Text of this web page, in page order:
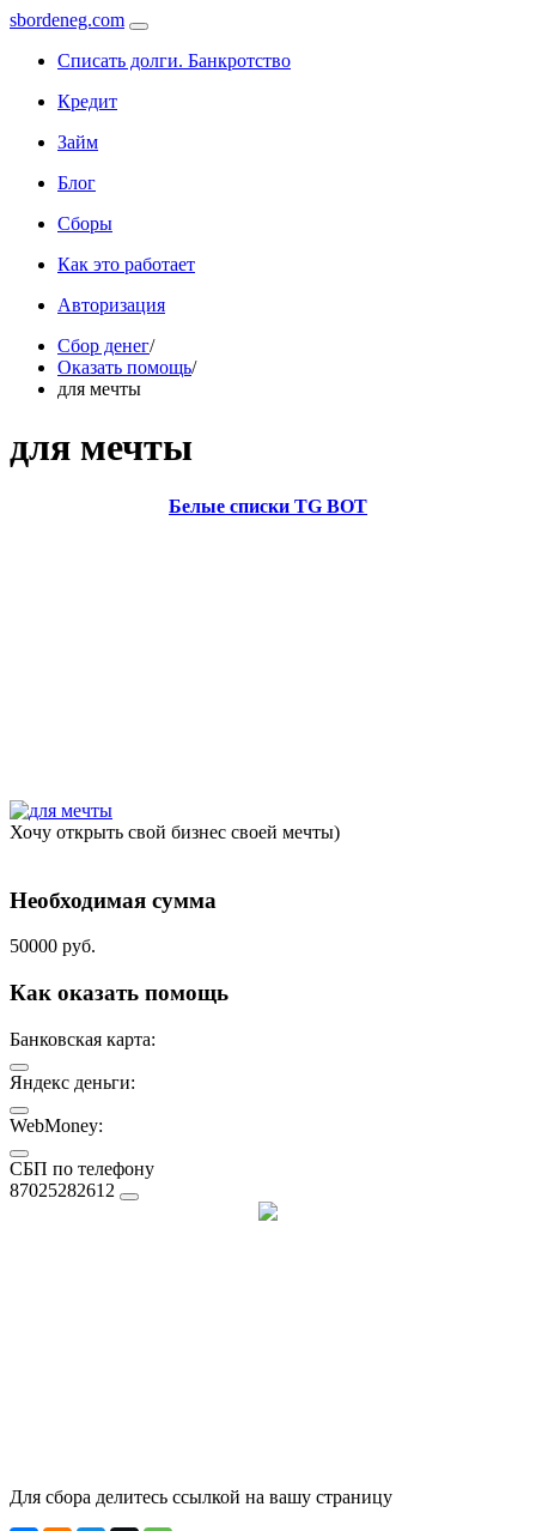
sbordeneg.com
Списать долги. Банкротство
Кредит
Займ
Блог
Сборы
Как это работает
Авторизация
Сбор денег/
Оказать помощь/
для мечты
для мечты
Белые списки TG BOT
Хочу открыть свой бизнес своей мечты)
Необходимая сумма
50000 руб.
Как оказать помощь
Банковская карта:
Яндекс деньги:
WebMoney:
СБП по телефону
87025282612
Для сбора делитесь ссылкой на вашу страницу